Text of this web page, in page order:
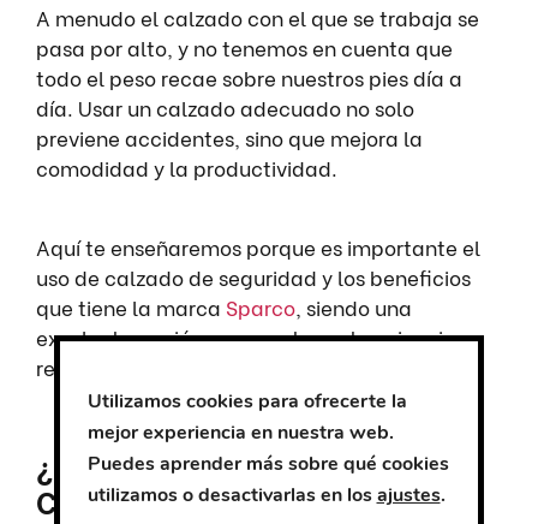
A menudo el calzado con el que se trabaja se
pasa por alto, y no tenemos en cuenta que
todo el peso recae sobre nuestros pies día a
día. Usar un calzado adecuado no solo
previene accidentes, sino que mejora la
comodidad y la productividad.
Aquí te enseñaremos porque es importante el
uso de calzado de seguridad y los beneficios
que tiene la marca Sparco, siendo una
excelente opción para proteger tus pies sin
renunciar al estilo y comodidad.
¿Por qué es fundamental el
Calzado de Seguridad?
Utilizamos cookies para ofrecerte la
mejor experiencia en nuestra web.
Puedes aprender más sobre qué cookies
utilizamos o desactivarlas en losajustes.